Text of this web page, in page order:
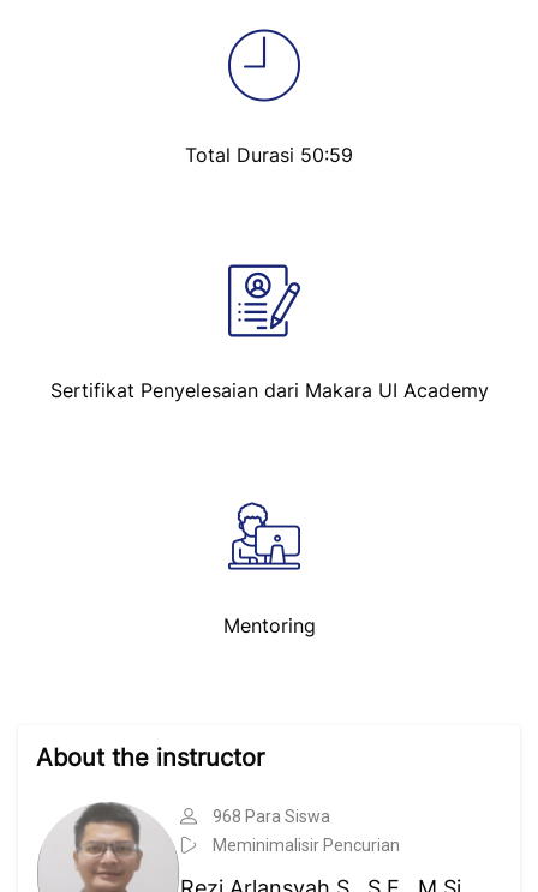
Total Durasi 50:59
Sertifikat Penyelesaian dari Makara UI Academy
Mentoring
About the instructor
968 Para Siswa
Meminimalisir Pencurian